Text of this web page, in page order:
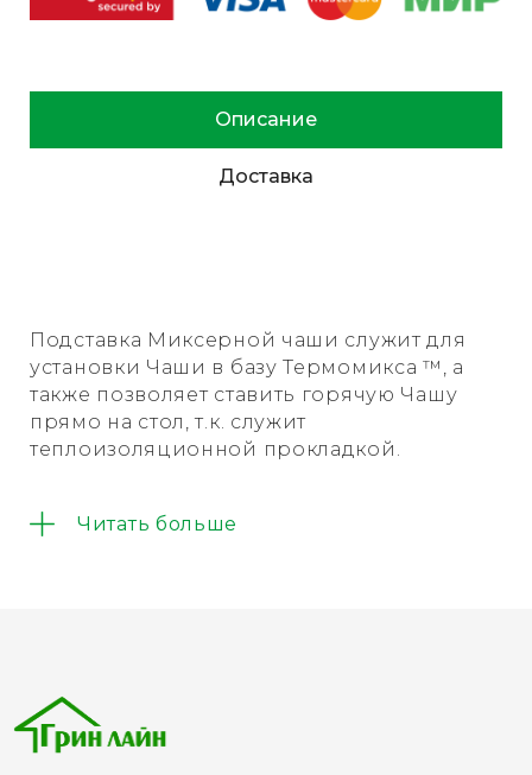
Описание
Доставка
Подставка Миксерной чаши служит для
установки Чаши в базу Термомикса ™, а
также позволяет ставить горячую Чашу
прямо на стол, т.к. служит
теплоизоляционной прокладкой.
Читать больше